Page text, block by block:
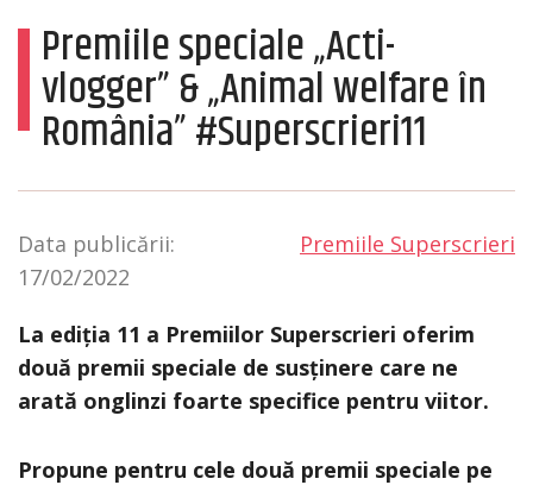
Premiile speciale „Acti-
vlogger” & „Animal welfare în
România” #Superscrieri11
Data publicării:
17/02/2022
Premiile Superscrieri
La ediția 11 a Premiilor Superscrieri oferim
două premii speciale de susținere care ne
arată onglinzi foarte specifice pentru viitor.
Propune pentru cele două premii speciale pe